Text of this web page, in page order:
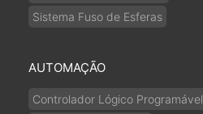
Sistema Fuso de Esferas
AUTOMAÇÃO
Controlador Lógico Programável